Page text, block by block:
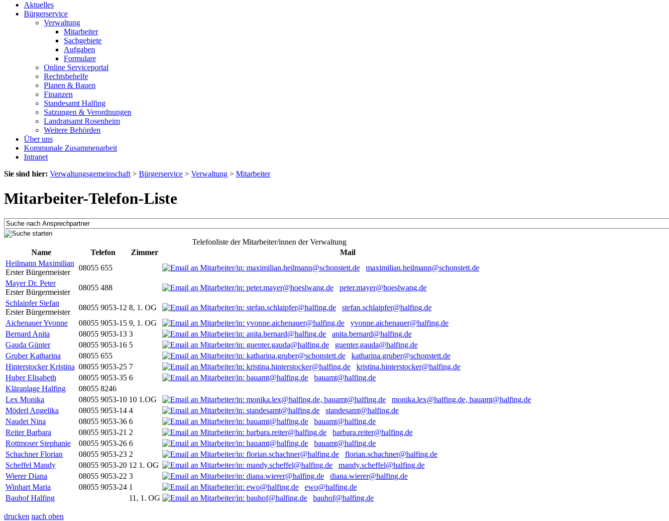
Aktuelles
Bürgerservice
Verwaltung
Mitarbeiter
Sachgebiete
Aufgaben
Formulare
Online Serviceportal
Rechtsbehelfe
Planen & Bauen
Finanzen
Standesamt Halfing
Satzungen & Verordnungen
Landratsamt Rosenheim
Weitere Behörden
Über uns
Kommunale Zusammenarbeit
Intranet
Sie sind hier: Verwaltungsgemeinschaft > Bürgerservice > Verwaltung > Mitarbeiter
Mitarbeiter-Telefon-Liste
Telefonliste der Mitarbeiter/innen der Verwaltung
Name
Telefon Zimmer
Mail
Heilmann Maximilian
Erster Bürgermeister
08055 655
maximilian.heilmann@schonstett.de
Mayer Dr. Peter
Erster Bürgermeister
08055 488
peter.mayer@hoeslwang.de
Schlaipfer Stefan
Erster Bürgermeister
08055 9053-12 8, 1. OG
stefan.schlaipfer@halfing.de
Aichenauer Yvonne
08055 9053-15 9, 1. OG
yvonne.aichenauer@halfing.de
Bernard Anita
08055 9053-13 3
anita.bernard@halfing.de
Gauda Günter
08055 9053-16 5
guenter.gauda@halfing.de
Gruber Katharina
08055 655
katharina.gruber@schonstett.de
Hinterstocker Kristina 08055 9053-25 7
kristina.hinterstocker@halfing.de
Huber Elisabeth
08055 9053-35 6
bauamt@halfing.de
Kläranlage Halfing
08055 8246
Lex Monika
08055 9053-10 10 1.OG
monika.lex@halfing.de, bauamt@halfing.de
Möderl Angelika
08055 9053-14 4
standesamt@halfing.de
Naudet Nina
08055 9053-36 6
bauamt@halfing.de
Reiter Barbara
08055 9053-21 2
barbara.reiter@halfing.de
Rottmoser Stephanie
08055 9053-26 6
bauamt@halfing.de
Schachner Florian
08055 9053-23 2
florian.schachner@halfing.de
Scheffel Mandy
08055 9053-20 12 1. OG
mandy.scheffel@halfing.de
Wierer Diana
08055 9053-22 3
diana.wierer@halfing.de
Winhart Maria
08055 9053-24 1
ewo@halfing.de
Bauhof Halfing
11, 1. OG bauhof@halfing.de
drucken nach oben